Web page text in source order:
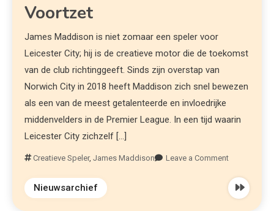
Voortzet
James Maddison is niet zomaar een speler voor
Leicester City; hij is de creatieve motor die de toekomst
van de club richtinggeeft. Sinds zijn overstap van
Norwich City in 2018 heeft Maddison zich snel bewezen
als een van de meest getalenteerde en invloedrijke
middenvelders in de Premier League. In een tijd waarin
Leicester City zichzelf […]
Creatieve Speler,James Maddison Leave a Comment
Nieuwsarchief